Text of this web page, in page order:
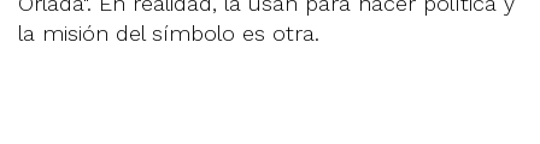
la misión del símbolo es otra.